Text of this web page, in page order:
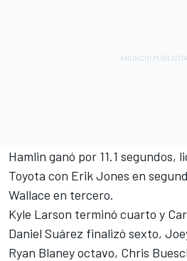
Hamlin ganó por 11.1
Toyota con Erik Jones en
Wallace en tercero.
Kyle Larson terminó cuarto y
Daniel Suárez finalizó sexto,
Ryan Blaney octavo, Chris